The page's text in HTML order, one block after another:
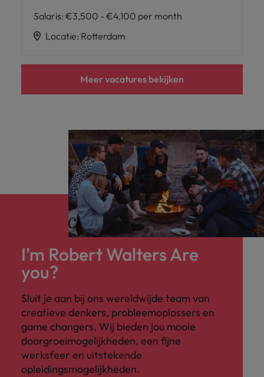
Salaris: €3,500 - €4,100 per month
Locatie: Rotterdam
Meer vacatures bekijken
I'm Robert Walters Are
you?
Sluit je aan bij ons wereldwijde team van
creatieve denkers, probleemoplossers en
game changers. Wij bieden jou mooie
doorgroeimogelijkheden, een fijne
werksfeer en uitstekende
opleidingsmogelijkheden.